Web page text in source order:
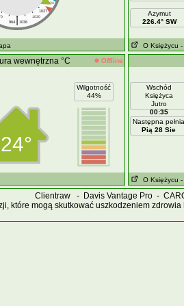
1024
1027
1030
|
964 1036
Azymut
226.4° SW
O Księżycu -
wewnętrzna °C Offline
24°
Wilgotność
44%
Wschód
Księżyca
Jutro
00:35
Następna pełnia
Pią 28 Sie
O Księżycu -
Clientraw - Davis Vantage Pro -
które mogą skutkować uszkodzeniem